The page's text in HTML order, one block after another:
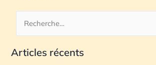
c
Articles récents